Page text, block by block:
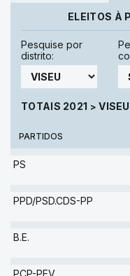
ELEITOS À
Pesquise por
distrito:
TOTAIS 2021 > VISEU
PARTIDOS
PS
PPD/PSD.CDS-PP
B.E.
PCP-PEV